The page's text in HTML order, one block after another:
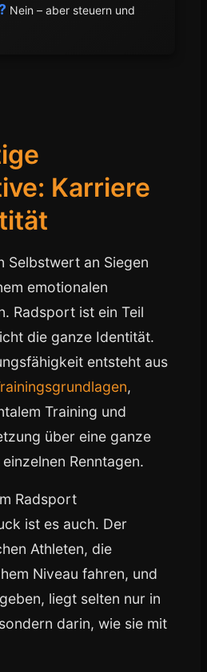
Nein – aber steuern und
Karriere
Selbstwert an Siegen
emotionalen
Radsport ist ein Teil
die ganze Identität.
entsteht aus
,
Training und
über eine ganze
Renntagen.
Radsport
ist es auch. Der
Athleten, die
Niveau fahren, und
liegt selten nur in
darin, wie sie mit